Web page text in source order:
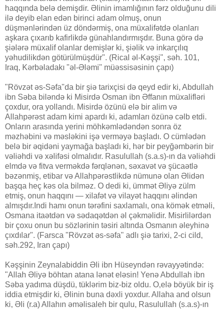
haqqında belə demişdir. Əlinin imamlığının fərz olduğunu dili
ilə deyib elan edən birinci adam olmuş, onun
düşmənlərindən üz döndərmiş, ona müxalifətdə olanları
aşkara çıxarıb kafirlikdə günahlandırmışdır. Buna görə də
şiələrə müxalif olanlar demişlər ki, şiəlik və inkarçılıq
yəhudilikdən götürülmüşdür". (Rical əl-Kəşşi", səh. 101,
Iraq, Kərbəladakı "əl-Ələmi" müəssisəsinin çapı)
"Rövzət əs-Səfa"da bir şiə tarixçisi də qeyd edir ki, Abdullah
ibn Səba biləndə ki Misirdə Osman ibn Əffanın müxalifləri
çoxdur, ora yollandı. Misirdə özünü elə bir alim və
Allahpərəst adam kimi apardı ki, adamları özünə cəlb etdi.
Onların arasında yerini möhkəmlədəndən sonra öz
məzhəbini və məsləkini işə verməyə başladı. O cümlədən
belə bir əqidəni yaymağa başladı ki, hər bir peyğəmbərin bir
vəliəhdi və xəlifəsi olmalıdır. Rasulullah (s.a.s)-ın da vəliəhdi
elmdə və fitva verməkdə fərqlənən, səxavət və şücaətlə
bəzənmiş, etibar və Allahpərəstlikdə nümunə olan Əlidən
başqa heç kəs ola bilməz. O dedi ki, ümmət Əliyə zülm
etmiş, onun haqqını — xilafət və vilayət haqqını əlindən
almışdır.Indi hamı onun tərəfini saxlamalı, ona kömək etməli,
Osmana itaətdən və sədaqətdən əl çəkməlidir. Misirlilərdən
bir çoxu onun bu sözlərinin təsiri altında Osmanın əleyhinə
çıxdılar". (Farsca "Rövzət əs-səfa" adlı şiə tarixi, 2-ci cild,
səh.292, Iran çapı)
Kəşşinin Zeynalabiddin Əli ibn Hüseyndən rəvayyətində:
"Allah Əliyə böhtan atana lənət eləsin! Yenə Abdullah ibn
Səba yadıma düşdü, tüklərim biz-biz oldu. O,elə böyük bir iş
iddia etmişdir ki, Əlinin buna dəxli yoxdur. Allaha and olsun
ki, Əli (r.a) Allahın əməlisaleh bir qulu, Rasulullah (s.a.s)-ın